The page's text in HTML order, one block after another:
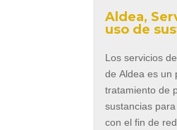
Aldea,
uso de
Los servicios
de Aldea es un
tratamiento de
sustancias
con el fin de